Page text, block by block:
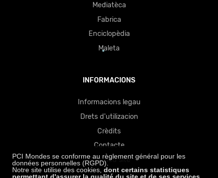
PCI Mondes se conforme au règlement général pour les
données personnelles (RGPD).
Notre site utilise des cookies,dont certains statistiques
Mediatèca
Fabrica
Enciclopèdia
Maleta
INFORMACIONS
Informacions legau
Drets d'utilizacion
Crèdits
Contacte
Plan deu site